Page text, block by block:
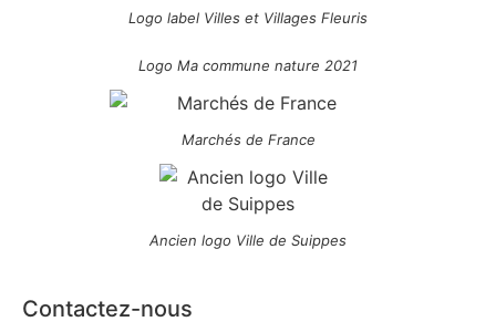
Logo label Villes et Villages Fleuris
Logo Ma commune nature 2021
Marchés de France
Ancien logo Ville de Suippes
Contactez-nous